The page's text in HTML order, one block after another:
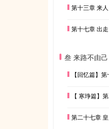
第十三章 来人
第十七章 出走
叁 来路不由己
【回忆篇】
【 寒琤篇】
第二十七章